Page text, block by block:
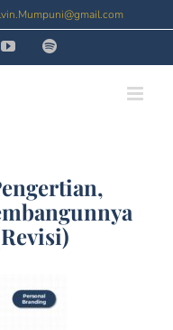
YouTubeSpotify